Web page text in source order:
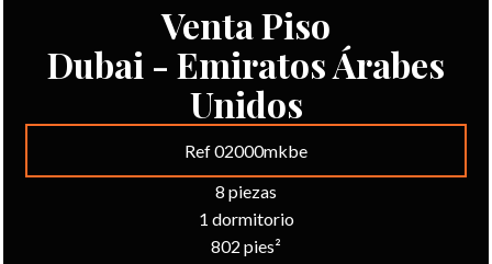
Venta Piso
Dubai - Emiratos Árabes
Unidos
Ref 02000mkbe
8 piezas
1 dormitorio
802 pies²